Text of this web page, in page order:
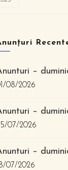
–
08/2026
–
07/2026
–
07/2026